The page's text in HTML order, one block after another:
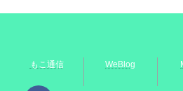
もこ通信 WeBlog